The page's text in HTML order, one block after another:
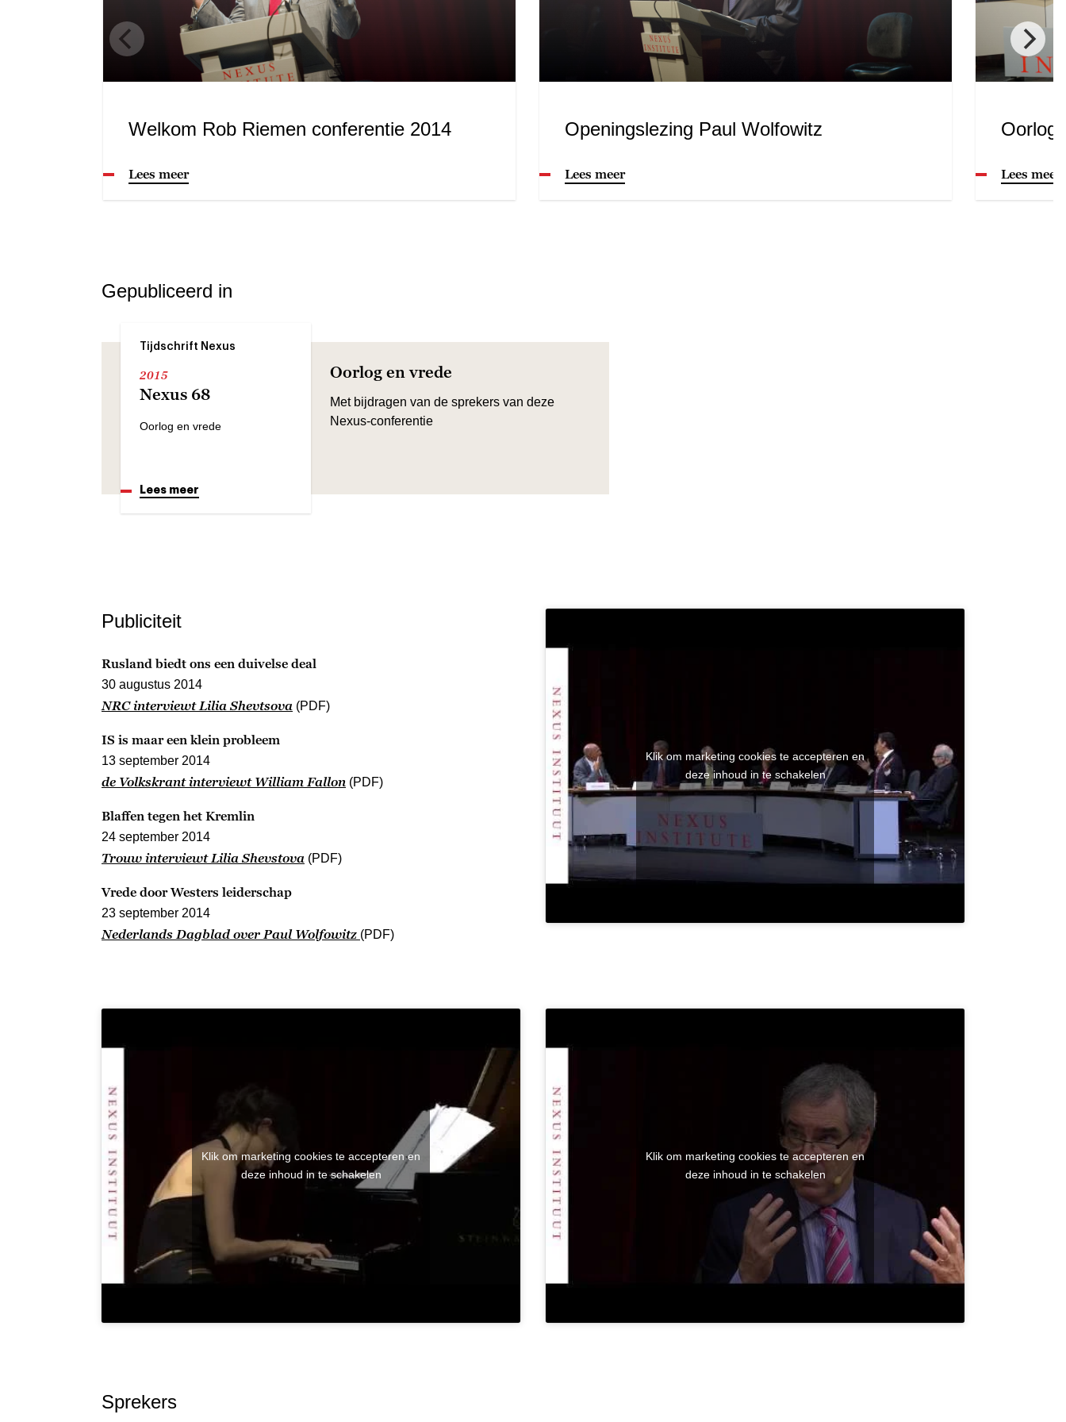
Welkom Rob Riemen conferentie 2014
Lees meer
Openingslezing Paul Wolfowitz
Lees meer
Oorlog
Lees meer
Gepubliceerd in
Tijdschrift Nexus
2015
Nexus 68
Oorlog en vrede
Lees meer
Oorlog en vrede
Met bijdragen van de sprekers van deze
Nexus-conferentie
Publiciteit
Rusland biedt ons een duivelse deal
30 augustus 2014
NRC interviewt Lilia Shevtsova (PDF)
IS is maar een klein probleem
13 september 2014
de Volkskrant interviewt William Fallon (PDF)
Blaffen tegen het Kremlin
24 september 2014
Trouw interviewt Lilia Shevstova (PDF)
Vrede door Westers leiderschap
23 september 2014
Nederlands Dagblad over Paul Wolfowitz (PDF)
Klik om marketing cookies te accepteren en
deze inhoud in te schakelen
Klik om marketing cookies te accepteren en
deze inhoud in te schakelen
Klik om marketing cookies te accepteren en
deze inhoud in te schakelen
Sprekers